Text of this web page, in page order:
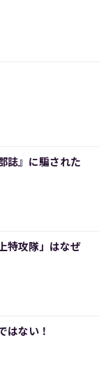
誌』に騙された
特攻隊」はなぜ
はない！